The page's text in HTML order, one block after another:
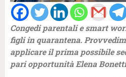
Congedi parentali e smart
figli in quarantena.
applicare il prima possibile
pari opportunità Elena Bonetti